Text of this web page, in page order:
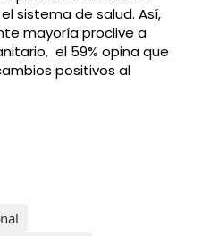
sistema de salud. Así,
mayoría proclive a
el 59% opina que
positivos al